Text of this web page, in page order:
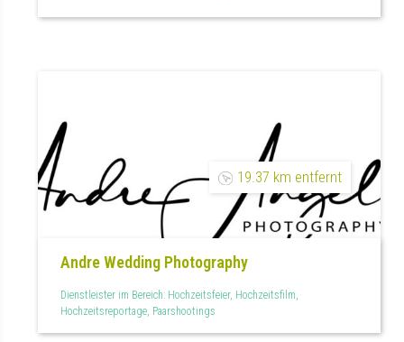
19.37 km entfernt
Andre Wedding Photography
Dienstleister im Bereich: Hochzeitsfeier, Hochzeitsfilm,
Hochzeitsreportage, Paarshootings